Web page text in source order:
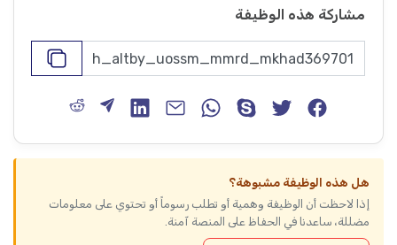
مشاركة هذه الوظيفة
هل هذه الوظيفة مشبوهة؟
إذا لاحظت أن الوظيفة وهمية أو تطلب رسوماً أو تحتوي على معلومات
مضللة، ساعدنا في الحفاظ على المنصة آمنة.